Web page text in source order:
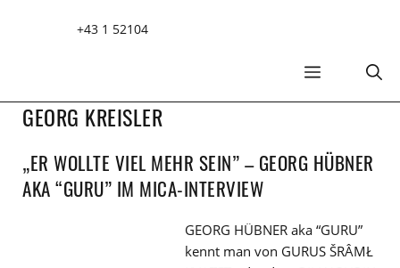
+43 1 52104
MENÜ
GEORG KREISLER
„ER WOLLTE VIEL MEHR SEIN” – GEORG HÜBNER
AKA “GURU” IM MICA-INTERVIEW
GEORG HÜBNER aka “GURU”
kennt man von GURUS ŠRÂMŁ